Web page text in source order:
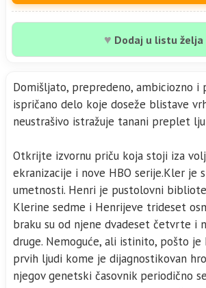
♥ Dodaj u listu želja
Domišljato, prepredeno, ambiciozno i
ispričano delo koje doseže blistave
neustrašivo istražuje tanani preplet
Otkrijte izvornu priču koja stoji iza
ekranizacije i nove HBO serije.Kler je
umetnosti. Henri je pustolovni
Klerine sedme i Henrijeve trideset
braku su od njene dvadeset četvrte i
druge. Nemoguće, ali istinito, pošto je
prvih ljudi kome je dijagnostikovan
njegov genetski časovnik periodično